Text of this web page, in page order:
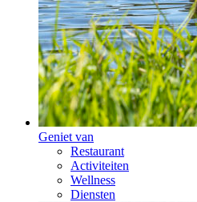
Geniet van
Restaurant
Activiteiten
Wellness
Diensten